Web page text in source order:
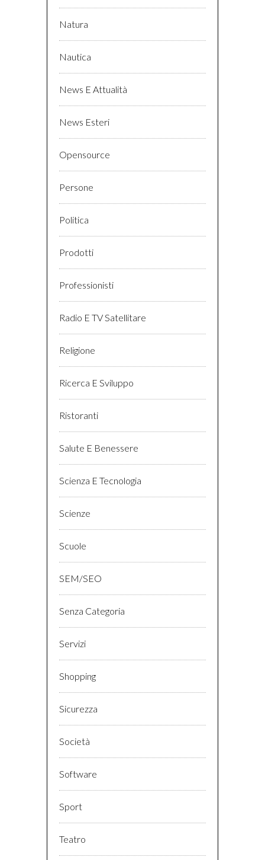
Natura
Nautica
News E Attualità
News Esteri
Opensource
Persone
Politica
Prodotti
Professionisti
Radio E TV Satellitare
Religione
Ricerca E Sviluppo
Ristoranti
Salute E Benessere
Scienza E Tecnologia
Scienze
Scuole
SEM/SEO
Senza Categoria
Servizi
Shopping
Sicurezza
Società
Software
Sport
Teatro